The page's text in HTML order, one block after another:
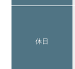
休日